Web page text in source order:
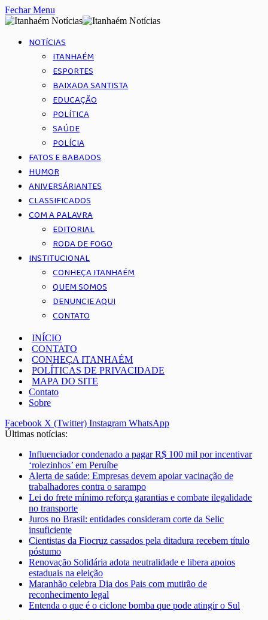
Fechar Menu
NOTÍCIAS
ITANHAÉM
ESPORTES
BAIXADA SANTISTA
EDUCAÇÃO
POLÍTICA
SAÚDE
POLÍCIA
FATOS E BABADOS
HUMOR
ANIVERSÁRIANTES
CLASSIFICADOS
COM A PALAVRA
EDITORIAL
RODA DE FOGO
INSTITUCIONAL
CONHEÇA ITANHAÉM
QUEM SOMOS
DENUNCIE AQUI
CONTATO
INÍCIO
CONTATO
CONHEÇA ITANHAÉM
POLÍTICAS DE PRIVACIDADE
MAPA DO SITE
Contato
Sobre
Facebook X (Twitter) Instagram WhatsApp
Últimas notícias:
Influenciador condenado a pagar R$ 100 mil por incentivar
‘rolezinhos’ em Peruíbe
Alerta de saúde: Empresas devem apoiar vacinação de
trabalhadores contra o sarampo
Lei do frete mínimo reforça garantias e combate ilegalidade
no transporte
Juros no Brasil: entidades consideram corte da Selic
insuficiente
Cientistas da Fiocruz cassados pela ditadura recebem título
póstumo
Renovação Solidária adota neutralidade e libera apoios
estaduais na eleição
Maranhão celebra Dia dos Pais com mutirão de
reconhecimento legal
Entenda o que é o ciclone bomba que pode atingir o Sul